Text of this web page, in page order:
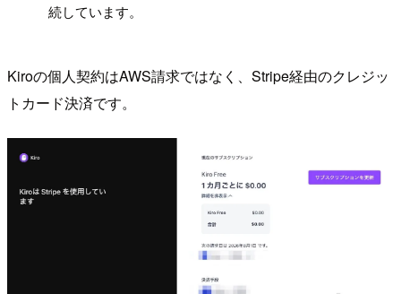
続しています。
Kiroの個人契約はAWS請求ではなく、Stripe経由のクレジッ
トカード決済です。